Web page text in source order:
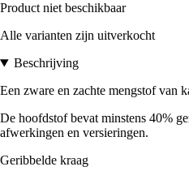
Product niet beschikbaar
Alle varianten zijn uitverkocht
Beschrijving
Een zware en zachte mengstof van
De hoofdstof bevat minstens 40%
afwerkingen en versieringen.
Geribbelde kraag